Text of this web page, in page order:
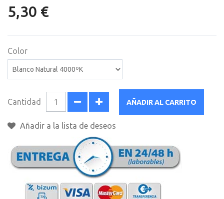
5,30 €
Color
Cantidad AÑADIR AL CARRITO
Añadir a la lista de deseos